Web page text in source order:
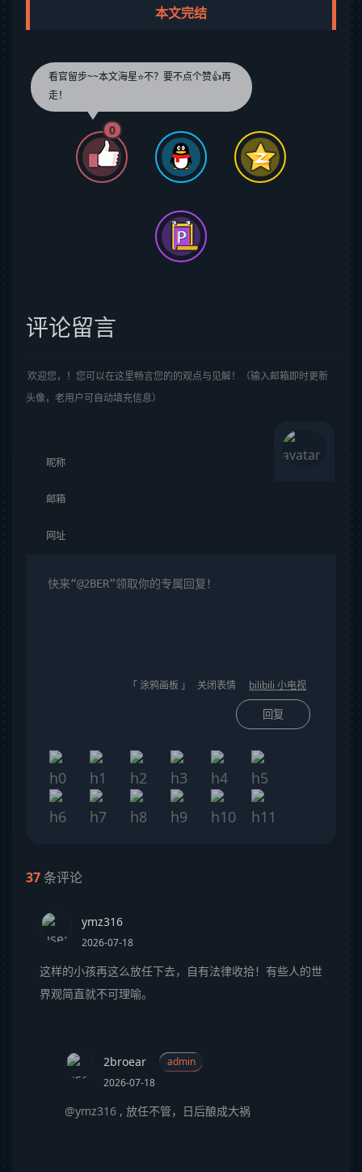
本文完结
看官留步~~本文海星⭐️不？要不点个赞👍再
走！
0
评论留言
欢迎您，！您可以在这里畅言您的的观点与见解！（输入邮箱即时更新
头像，老用户可自动填充信息）
「 涂鸦画板 」 关闭表情 bilibili 小电视
回复
37条评论
ymz316
2026-07-18
这样的小孩再这么放任下去，自有法律收拾！有些人的世
界观简直就不可理喻。
2broear
admin
2026-07-18
@ymz316 , 放任不管，日后酿成大祸